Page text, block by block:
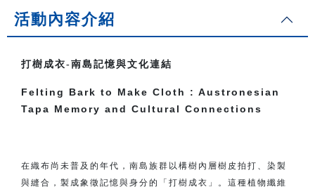
活動內容介紹
打樹成衣-南島記憶與文化連結
Felting Bark to Make Cloth : Austronesian
Tapa Memory and Cultural Connections
在織布尚未普及的年代，南島族群以構樹內層樹皮拍打、染製
與縫合，製成象徵記憶與身分的「打樹成衣」。這種植物纖維